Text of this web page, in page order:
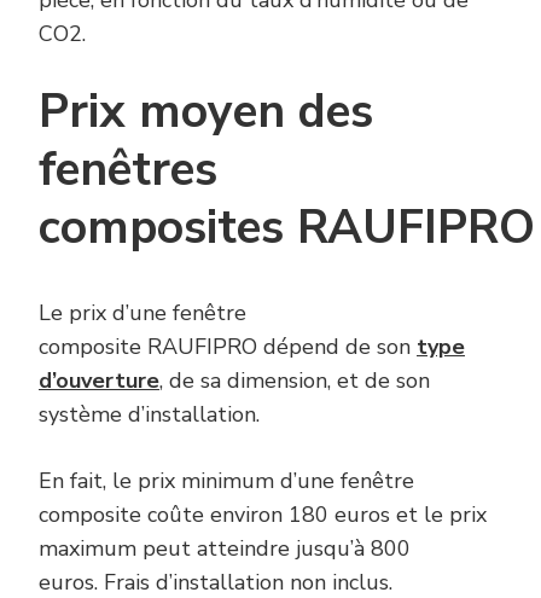
CO2.
Prix moyen des
fenêtres
composites
Le prix d’une fenêtre
composite RAUFIPRO dépend de son type
d’ouverture, de sa dimension, et de son
système d’installation.
En fait, le prix minimum d’une fenêtre
composite coûte environ 180 euros et le prix
maximum peut atteindre jusqu’à 800
euros. Frais d’installation non inclus.